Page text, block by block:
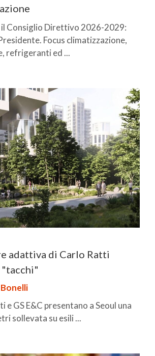
il Consiglio Direttivo 2026-2029:
Focus climatizzazione,
refrigeranti ed ...
adattiva di Carlo Ratti
"tacchi"
e GS E&C presentano a Seoul una
sollevata su esili ...